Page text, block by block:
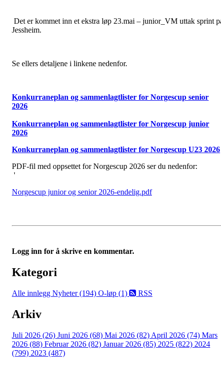
Det er kommet inn et ekstra løp 23.mai – junior_VM uttak sprint
Jessheim.
Se ellers detaljene i linkene nedenfor.
Konkurraneplan og sammenlagtlister for Norgescup senior
2026
Konkurraneplan og sammenlagtlister for Norgescup junior
2026
Konkurraneplan og sammenlagtlister for Norgescup U23 2026
PDF-fil med oppsettet for Norgescup 2026 ser du nedenfor:
'
Norgescup junior og senior 2026-endelig.pdf
Logg inn for å skrive en kommentar.
Kategori
Alle innlegg Nyheter (194) O-løp (1) RSS
Arkiv
Juli 2026 (26) Juni 2026 (68) Mai 2026 (82) April 2026 (74) Mars
2026 (88) Februar 2026 (82) Januar 2026 (85) 2025 (822) 2024
(799) 2023 (487)